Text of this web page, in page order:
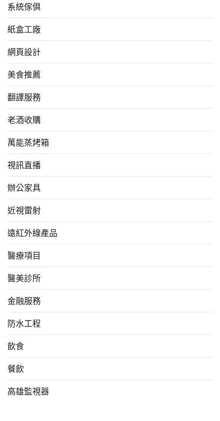
系統傢俱
紙盒工廠
網頁設計
美食推薦
翻譯服務
老酒收購
萬能蒸烤箱
視訊直播
辦公家具
近視雷射
遠紅外線產品
醫療項目
醫美診所
金融服務
防水工程
飲食
餐飲
高雄監視器